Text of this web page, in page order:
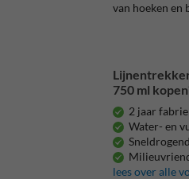
van hoeken en
750 ml
2 jaar
Water- en
Sneldrogend
lees over alle